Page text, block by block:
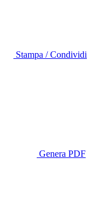
Stampa / Condividi
Genera PDF